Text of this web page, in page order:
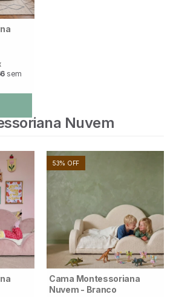
sem
Nuvem
53% OFF
Cama Montessoriana
Nuvem - Branco